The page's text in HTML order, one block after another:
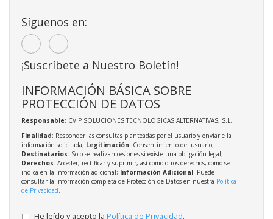
Síguenos en:
¡Suscríbete a Nuestro Boletín!
INFORMACIÓN BÁSICA SOBRE
PROTECCIÓN DE DATOS
Responsable: CVIP SOLUCIONES TECNOLOGICAS ALTERNATIVAS, S.L.
Finalidad: Responder las consultas planteadas por el usuario y enviarle la
información solicitada; Legitimación: Consentimiento del usuario;
Destinatarios: Solo se realizan cesiones si existe una obligación legal;
Derechos: Acceder, rectificar y suprimir, así como otros derechos, como se
indica en la información adicional; Información Adicional: Puede
consultar la información completa de Protección de Datos en nuestra Política
de Privacidad.
He leído y acepto la Política de Privacidad.